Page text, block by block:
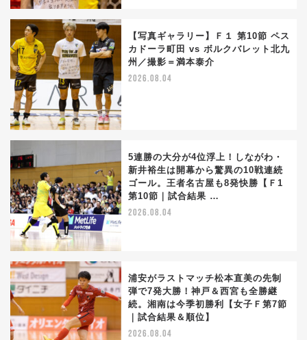
【写真ギャラリー】Ｆ１ 第10節 ペス
カドーラ町田 vs ボルクバレット北九
州／撮影＝満本泰介
2026.08.04
5連勝の大分が4位浮上！しながわ・
新井裕生は開幕から驚異の10戦連続
ゴール。王者名古屋も8発快勝【Ｆ1
第10節｜試合結果 …
2026.08.04
浦安がラストマッチ松本直美の先制
弾で7発大勝！神戸＆西宮も全勝継
続。湘南は今季初勝利【女子Ｆ第7節
｜試合結果＆順位】
2026.08.04